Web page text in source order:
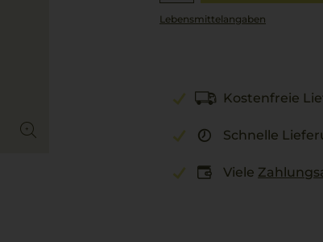
Lebensmittel­angaben
Kostenfreie
Schnelle
Viele